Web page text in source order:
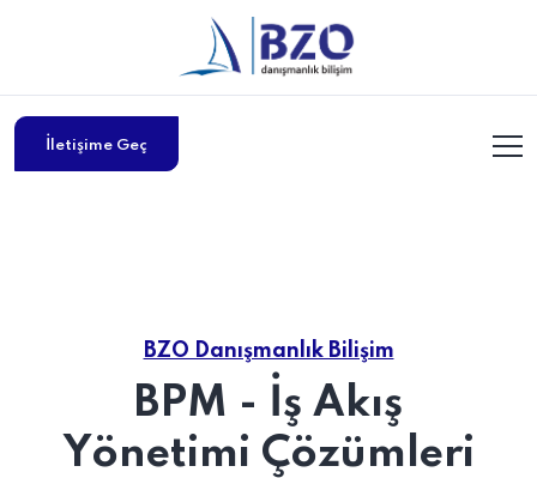
İletişime Geç
BZO Danışmanlık Bilişim
BPM - İş Akış
Yönetimi Çözümleri